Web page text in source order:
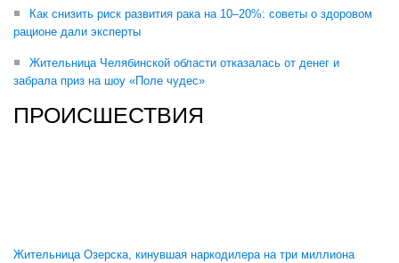
Как снизить риск развития рака на 10–20%: советы о здоровом
рационе дали эксперты
Жительница Челябинской области отказалась от денег и
забрала приз на шоу «Поле чудес»
ПРОИСШЕСТВИЯ
Жительница Озерска, кинувшая наркодилера на три миллиона